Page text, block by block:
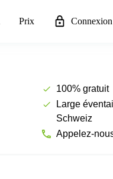
Prix Connexion
100% gratuit
Large
Schweiz
Appelez-